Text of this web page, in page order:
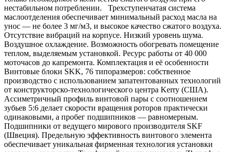
нестабильном потреблении. Трехступенчатая система
маслоотделения обеспечивает минимальный расход масла на
унос — не более 3 мг/м3, и высокое качество сжатого воздуха.
Отсутствие вибраций на корпусе. Низкий уровень шума.
Воздушное охлаждение. Возможность обогревать помещение
теплом, выделяемым установкой. Ресурс работы от 40 000
моточасов до капремонта. Комплектация и её особенности
Винтовые блоки SKK, 76 типоразмеров: собственное
производство с использованием запатентованных технологий
от конструкторско-технологического центра Kerry (США).
Ассиметричный профиль винтовой пары с соотношением
зубьев 5:6 делает скорости вращения роторов практически
одинаковыми, а пробег подшипников — равномерным.
Подшипники от ведущего мирового производителя SKF
(Швеция). Предельную эффективность винтового элемента
обеспечивает уникальная фирменная технология установки